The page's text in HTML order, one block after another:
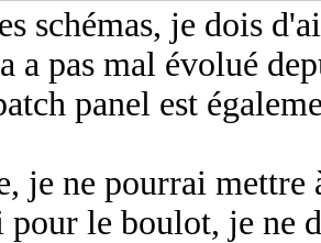
schémas, je dois
a pas mal évolué
panel est
je ne pourrai
pour le boulot, je ne